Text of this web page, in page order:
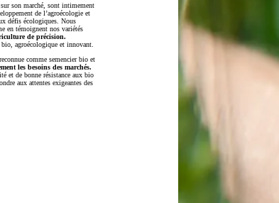
son marché, sont intimement
de l’agroécologie et
défis écologiques. Nous
en témoignent nos variétés
de précision.
agroécologique et innovant.
reconnue comme semencier bio et
les besoins des marchés.
et de bonne résistance aux bio
aux attentes exigeantes des